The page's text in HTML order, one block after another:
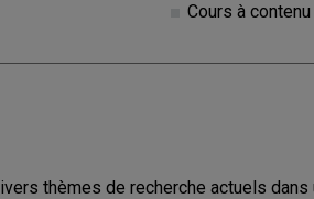
Cours à
thèmes de recherche actuels